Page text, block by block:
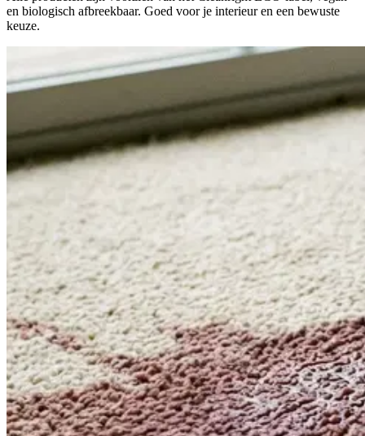
en biologisch afbreekbaar. Goed voor je interieur en een bewuste
keuze.